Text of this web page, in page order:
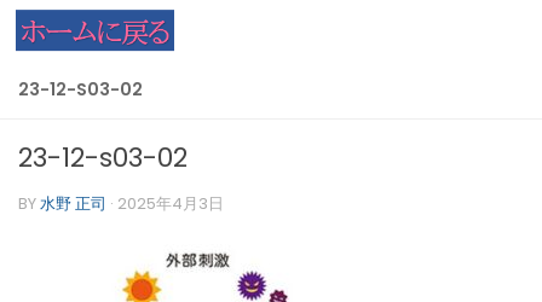
コンテンツへスキップ
23-12-S03-02
23-12-s03-02
BY水野 正司 · 2025年4月3日